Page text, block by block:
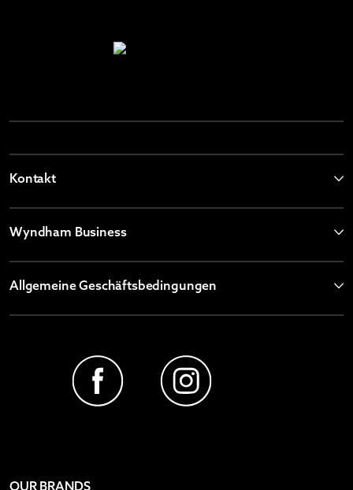
Kontakt
Wyndham Business
Allgemeine Geschäftsbedingungen
OUR BRANDS